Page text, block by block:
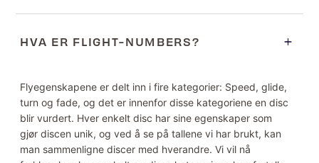
HVA ER FLIGHT-NUMBERS?
Flyegenskapene er delt inn i fire kategorier: Speed, glide,
turn og fade, og det er innenfor disse kategoriene en disc
blir vurdert. Hver enkelt disc har sine egenskaper som
gjør discen unik, og ved å se på tallene vi har brukt, kan
man sammenligne discer med hverandre. Vi vil nå